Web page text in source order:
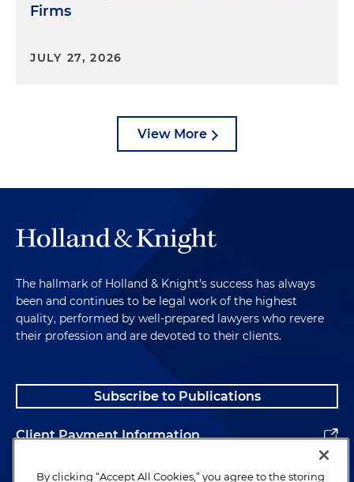
Firms
JULY 27, 2026
View More
The hallmark of Holland & Knight's success has always
been and continues to be legal work of the highest
quality, performed by well-prepared lawyers who revere
their profession and are devoted to their clients.
Subscribe to Publications
Client Payment Information
Alumni
By clicking “Accept All Cookies,” you agree to the storing